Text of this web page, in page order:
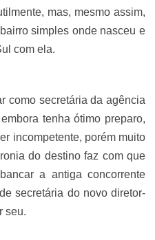
mas, mesmo assim,
simples onde nasceu e
com ela.
como secretária da agência
tenha ótimo preparo,
incompetente, porém muito
do destino faz com que
a antiga concorrente
secretária do novo diretor-
seu.